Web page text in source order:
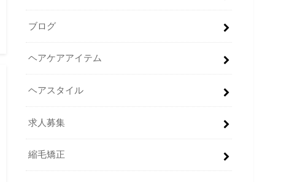
ブログ
ヘアケアアイテム
ヘアスタイル
求人募集
縮毛矯正